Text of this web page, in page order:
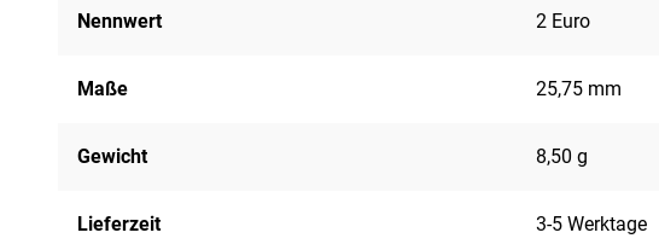
Nennwert 2 Euro
Maße 25,75 mm
Gewicht 8,50 g
Lieferzeit 3-5 Werktage